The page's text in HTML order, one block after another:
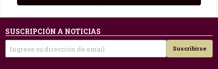
SUSCRIPCIÓN A NOTICIAS
Suscribirse